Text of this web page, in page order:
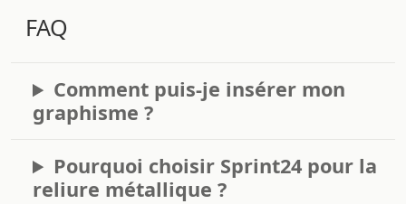
FAQ
Comment puis-je insérer mon
graphisme ?
Pourquoi choisir Sprint24 pour la
reliure métallique ?